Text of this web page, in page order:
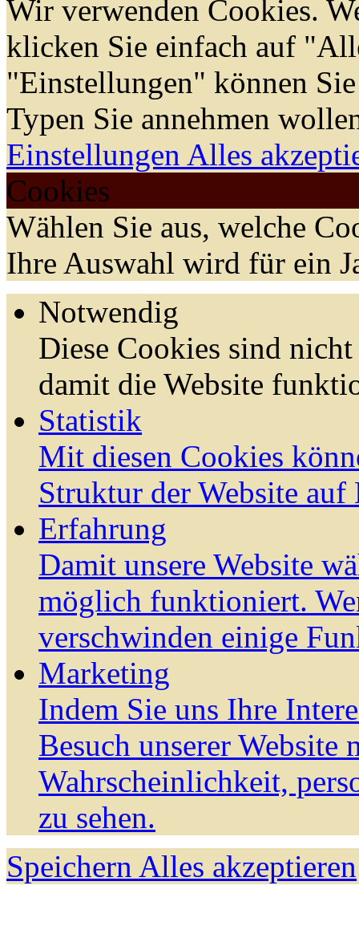
Wir verwenden Cookies.
klicken Sie einfach auf
"Einstellungen" können
Typen Sie annehmen
Einstellungen Alles
Cookies
Wählen Sie aus, welche
Ihre Auswahl wird für ein
Notwendig
Diese Cookies sind
damit die Website
Statistik
Mit diesen Cookies
Struktur der Website auf
Erfahrung
Damit unsere Website
möglich funktioniert.
verschwinden einige
Marketing
Indem Sie uns Ihre
Besuch unserer Website
Wahrscheinlichkeit,
zu sehen.
Speichern Alles akzeptieren